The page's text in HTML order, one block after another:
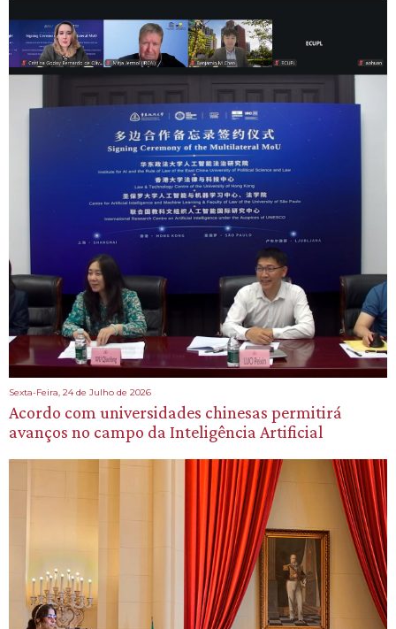
Sexta-Feira, 24 de Julho de 2026
Acordo com universidades chinesas permitirá
avanços no campo da Inteligência Artificial